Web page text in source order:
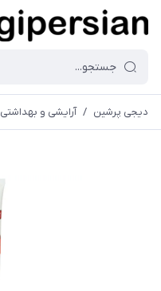
دیجی پرشین / آرایشی و بهداشتی